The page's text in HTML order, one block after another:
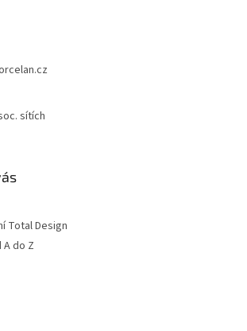
sítích
Total Design
do Z